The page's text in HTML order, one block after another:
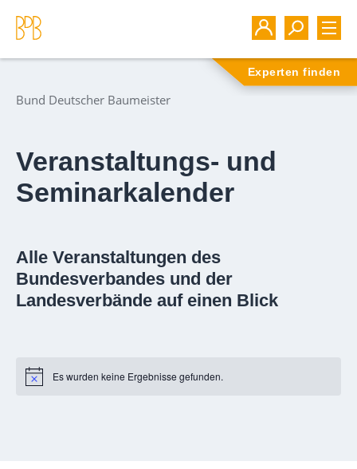
Experten finden
Bund Deutscher Baumeister
Veranstaltungs- und
Seminarkalender
Alle Veranstaltungen des
Bundesverbandes und der
Landesverbände auf einen Blick
Notice Es wurden keine Ergebnisse gefunden.